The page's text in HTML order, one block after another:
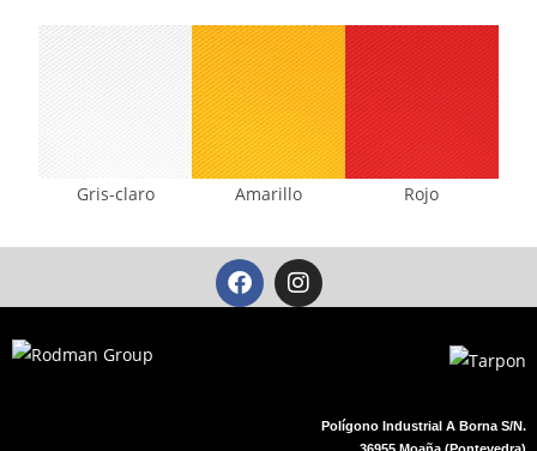
Gris-claro Amarillo Rojo
Polígono Industrial A Borna S/N.